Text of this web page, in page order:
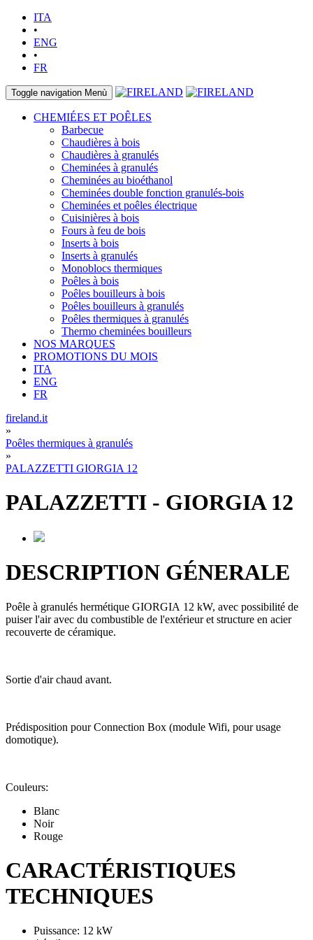
ITA
•
ENG
•
FR
Toggle navigation Menù
CHEMIÉES ET POÊLES
Barbecue
Chaudières à bois
Chaudières à granulés
Cheminées à granulés
Cheminées au bioéthanol
Cheminées double fonction granulés-bois
Cheminées et poêles électrique
Cuisinières à bois
Fours à feu de bois
Inserts à bois
Inserts à granulés
Monoblocs thermiques
Poêles à bois
Poêles bouilleurs à bois
Poêles bouilleurs à granulés
Poêles thermiques à granulés
Thermo cheminées bouilleurs
NOS MARQUES
PROMOTIONS DU MOIS
ITA
ENG
FR
fireland.it
»
Poêles thermiques à granulés
»
PALAZZETTI GIORGIA 12
PALAZZETTI - GIORGIA 12
DESCRIPTION GÉNERALE
Poêle à granulés hermétique GIORGIA 12 kW, avec possibilité de
puiser l'air avec du combustible de l'extérieur et structure en acier
recouverte de céramique.
Sortie d'air chaud avant.
Prédisposition pour Connection Box (module Wifi, pour usage
domotique).
Couleurs:
Blanc
Noir
Rouge
CARACTÉRISTIQUES
TECHNIQUES
Puissance: 12 kW